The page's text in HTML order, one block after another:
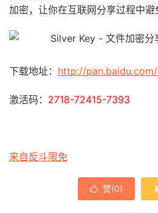
加密，让你在互联网分享过程中避
下载地址： http://pan.baidu.com/
激活码： 2718-72415-7393
来自反斗限免
 赞(0)